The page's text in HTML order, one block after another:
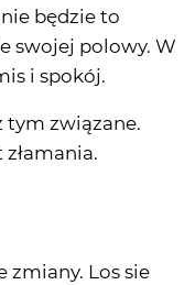
będzie to
swojej polowy. W
i spokój.
tym związane.
zmiany. Los sie